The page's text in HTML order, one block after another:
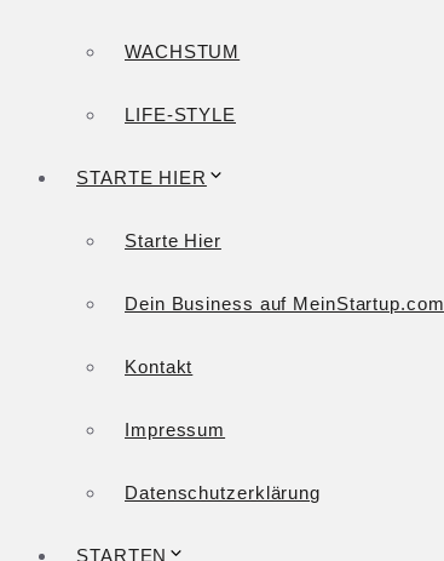
WACHSTUM
LIFE-STYLE
STARTE HIER
Starte Hier
Dein Business auf MeinStartup.com
Kontakt
Impressum
Datenschutzerklärung
STARTEN